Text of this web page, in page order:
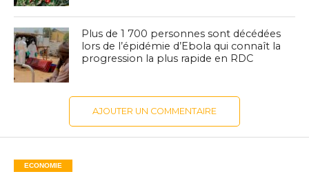
Plus de 1 700 personnes sont décédées
lors de l’épidémie d’Ebola qui connaît la
progression la plus rapide en RDC
AJOUTER UN COMMENTAIRE
ECONOMIE